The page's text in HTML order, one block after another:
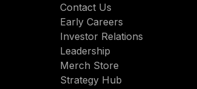
Contact Us
Early Careers
Investor Relations
Leadership
Merch Store
Strategy Hub